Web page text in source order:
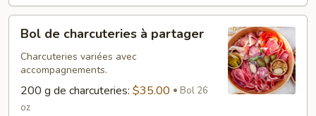
charcuteries
partager
Bol de charcuteries à partager
Charcuteries variées avec
accompagnements.
200 g de charcuteries: $35.00
Bol 26
oz